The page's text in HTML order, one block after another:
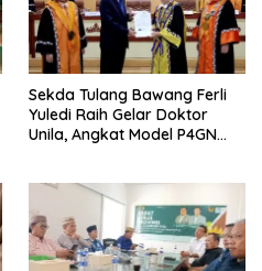
Sekda Tulang Bawang Ferli
Yuledi Raih Gelar Doktor
Unila, Angkat Model P4GN